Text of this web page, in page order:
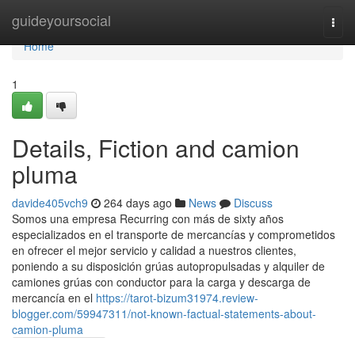
guideyoursocial
Home
Home
1
Details, Fiction and camion
pluma
davide405vch9 264 days ago News
Discuss
Somos una empresa Recurring con más de sixty años
especializados en el transporte de mercancías y comprometidos
en ofrecer el mejor servicio y calidad a nuestros clientes,
poniendo a su disposición grúas autopropulsadas y alquiler de
camiones grúas con conductor para la carga y descarga de
mercancía en el https://tarot-bizum31974.review-
blogger.com/59947311/not-known-factual-statements-about-
camion-pluma